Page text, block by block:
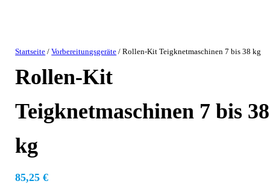
Startseite /Vorbereitungsgeräte / Rollen-Kit Teigknetmaschinen 7 bis 38 kg
Rollen-Kit
Teigknetmaschinen 7 bis 38
kg
85,25€